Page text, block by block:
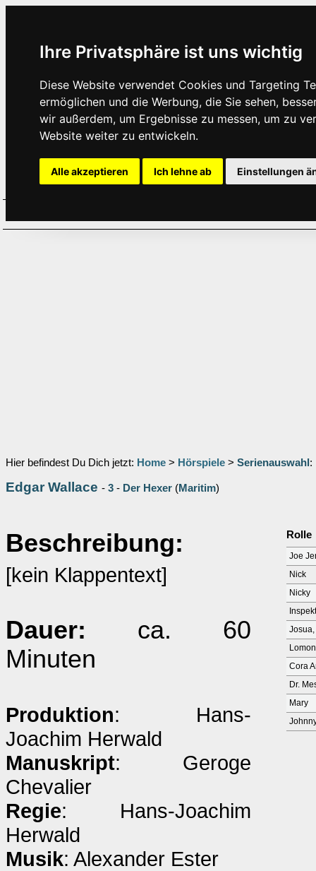
Ihre Privatsphäre ist uns wichtig
Diese Website verwendet Cookies und Targeting
ermöglichen und die Werbung, die Sie sehen,
wir außerdem, um Ergebnisse zu messen, um zu
Website weiter zu entwickeln.
Alle akzeptieren Ich lehne ab Einstellungen
Hier befindest Du Dich jetzt: Home > Hörspiele > Serienauswahl :
Edgar Wallace - 3 - Der Hexer (Maritim)
Beschreibung:
[kein Klappentext]
Dauer: ca. 60
Minuten
Produktion: Hans-
Joachim Herwald
Manuskript: Geroge
Chevalier
Regie: Hans-Joachim
Herwald
Musik: Alexander Ester
Rolle
Joe
Nick
Nicky
Cora
Dr.
Mary